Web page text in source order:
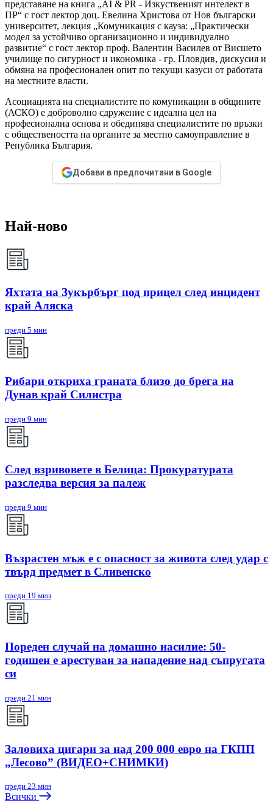
представяне на книга „AI & PR - Изкуственият интелект в
ПР“ с гост лектор доц. Евелина Христова от Нов български
университет, лекция „Комуникация с кауза: „Практически
модел за устойчиво организационно и индивидуално
развитие“ с гост лектор проф. Валентин Василев от Висшето
училище по сигурност и икономика - гр. Пловдив, дискусия и
обмяна на професионален опит по текущи казуси от работата
на местните власти.
Асоциацията на специалистите по комуникации в общините
(АСКО) е доброволно сдружение с идеална цел на
професионална основа и обединява специалистите по връзки
с обществеността на органите за местно самоуправление в
Република България.
Добави в предпочитани в Google
Най-ново
Яхтата на Зукърбърг под прицел след инцидент
край Аляска
преди 5 мин
Рибари откриха граната близо до брега на
Дунав край Силистра
преди 9 мин
След взривовете в Белица: Прокуратурата
разследва версия за палеж
преди 9 мин
Възрастен мъж е с опасност за живота след удар с
твърд предмет в Сливенско
преди 19 мин
Пореден случай на домашно насилие: 50-
годишен е арестуван за нападение над съпругата
си
преди 21 мин
Заловиха цигари за над 200 000 евро на ГКПП
„Лесово” (ВИДЕО+СНИМКИ)
преди 23 мин
Всички